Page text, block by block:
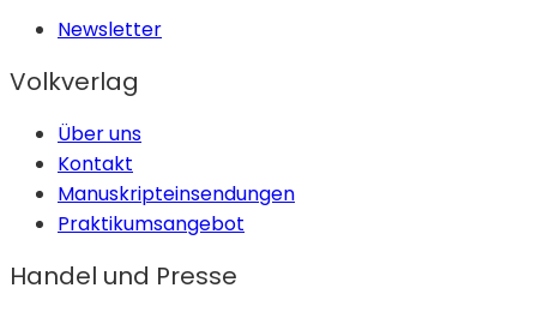
Newsletter
Volkverlag
Über uns
Kontakt
Manuskripteinsendungen
Praktikumsangebot
Handel und Presse